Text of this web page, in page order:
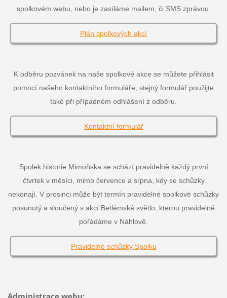
spolkovém webu, nebo je zasíláme mailem, či SMS zprávou.
Plán spolkových akcí
K odběru pozvánek na naše spolkové akce se můžete přihlásit
pomocí našeho kontaktního formuláře, stejný formulář použijte
také při případném odhlášení z odběru.
Kontaktní formulář
Spolek historie Mimoňska se schází pravidelně každý první
čtvrtek v měsíci, mimo července a srpna, kdy se schůzky
nekonají. V prosinci může být termín pravidelné spolkové schůzky
posunutý a sloučený s akcí Betlémské světlo, kterou pravidelně
pořádáme v Náhlově.
Pravidelné schůzky Spolku
Administrace webu: